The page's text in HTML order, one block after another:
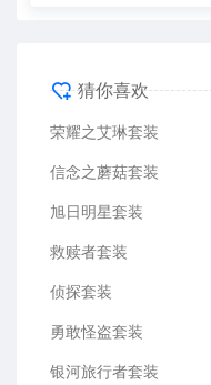
猜你喜欢
荣耀之艾琳套装
信念之蘑菇套装
旭日明星套装
救赎者套装
侦探套装
勇敢怪盗套装
银河旅行者套装